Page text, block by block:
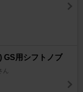
GS用シフトノブ
ん